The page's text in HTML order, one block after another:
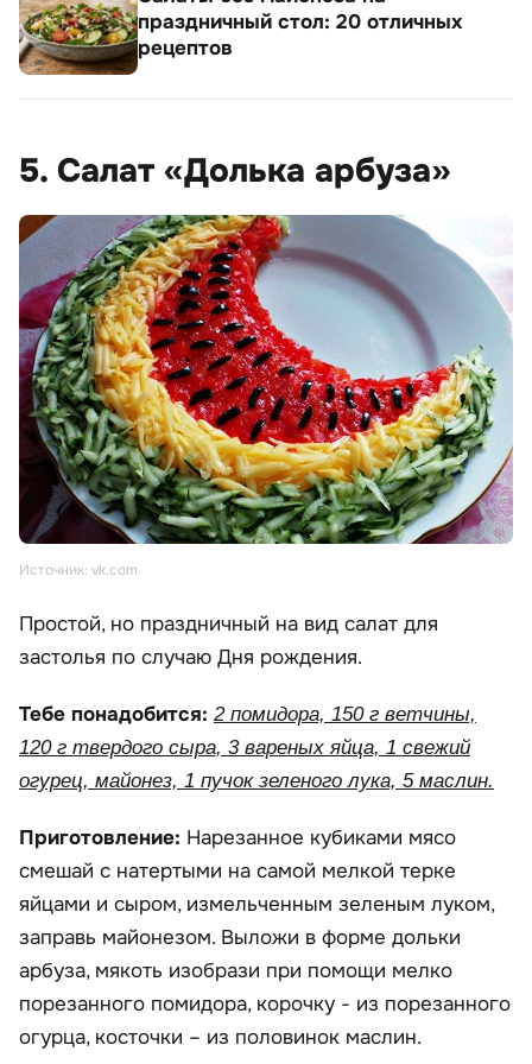
праздничный стол: 20 отличных
рецептов
5. Салат «Долька арбуза»
Источник: vk.com
Простой, но праздничный на вид салат для
застолья по случаю Дня рождения.
Тебе понадобится: 2 помидора, 150 г ветчины,
120 г твердого сыра, 3 вареных яйца, 1 свежий
огурец, майонез, 1 пучок зеленого лука, 5 маслин.
Приготовление: Нарезанное кубиками мясо
смешай с натертыми на самой мелкой терке
яйцами и сыром, измельченным зеленым луком,
заправь майонезом. Выложи в форме дольки
арбуза, мякоть изобрази при помощи мелко
порезанного помидора, корочку - из порезанного
огурца, косточки – из половинок маслин.